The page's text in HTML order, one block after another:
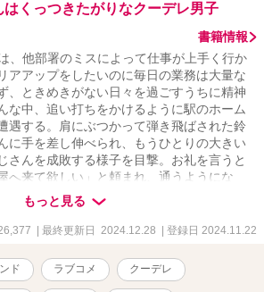
くっつきたがりなクーデレ男子
書籍情報
、他部署のミスによって仕事が上手く行か
アアップをしたいのに毎日の業務は大量な
、ときめきがない日々を過ごすうちに精神
な中、追い打ちをかけるように駅のホーム
遇する。肩にぶつかって弾き飛ばされた鈴
に手を差し伸べられ、もうひとりの大きい
さんを成敗する様子を目撃。お礼を言うと
へ来て欲しい」と頼まれ、通うようにな
チャラいお兄さんが気になり始める鈴夏。
ある更紗と一緒にパン屋へ行くと、更紗は
の大きいお兄さんに渡そうとして……。 不
含みます） ＊の章は性描写あり
もっと見る
| 最終更新日 2024.12.28 | 登録日 2024.11.22
ド ラブコメ クーデレ